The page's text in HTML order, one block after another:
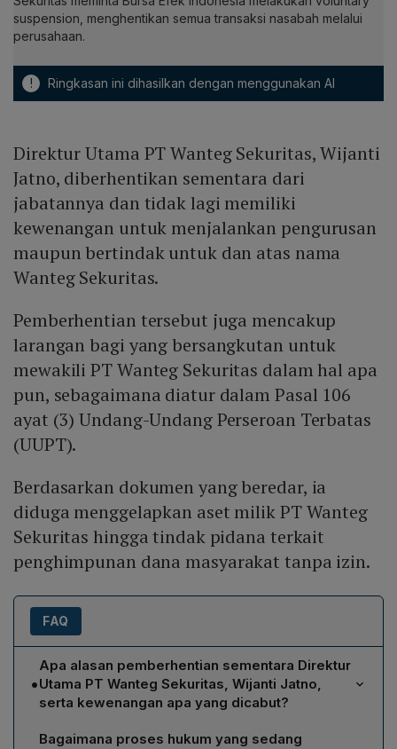
suspension, menghentikan semua transaksi nasabah melalui
perusahaan.
! Ringkasan ini dihasilkan dengan menggunakan AI
Direktur Utama PT Wanteg Sekuritas, Wijanti
Jatno, diberhentikan sementara dari
jabatannya dan tidak lagi memiliki
kewenangan untuk menjalankan pengurusan
maupun bertindak untuk dan atas nama
Wanteg Sekuritas.
Pemberhentian tersebut juga mencakup
larangan bagi yang bersangkutan untuk
mewakili PT Wanteg Sekuritas dalam hal apa
pun, sebagaimana diatur dalam Pasal 106
ayat (3) Undang-Undang Perseroan Terbatas
(UUPT).
Berdasarkan dokumen yang beredar, ia
diduga menggelapkan aset milik PT Wanteg
Sekuritas hingga tindak pidana terkait
penghimpunan dana masyarakat tanpa izin.
FAQ
•
Apa alasan pemberhentian sementara Direktur
Utama PT Wanteg Sekuritas, Wijanti Jatno,
serta kewenangan apa yang dicabut?
Wijanti Jatno diberhentikan sementara karena diduga
Bagaimana proses hukum yang sedang